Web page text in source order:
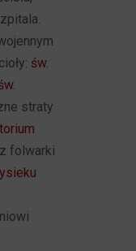
św.
straty
folwarki